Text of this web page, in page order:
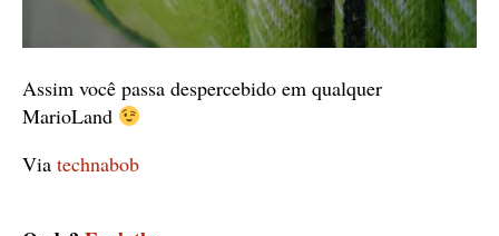
Assim você passa despercebido em qualquer
MarioLand
Via technabob